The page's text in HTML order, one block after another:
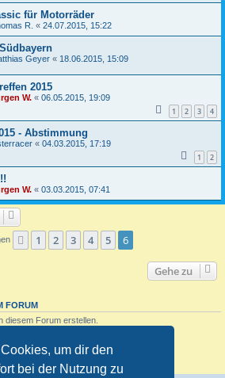
um dir den
bei der Nutzung zu
für Motorräder
R. « 24.07.2015, 15:22
Geyer « 18.06.2015, 15:09
2015
W. « 06.05.2015, 19:09
1 2 3 4
- Abstimmung
« 04.03.2015, 17:19
1 2
W. « 03.03.2015, 07:41
Vorherige
1 2 3 4 5 6
Gehe zu
FORUM
diesem Forum erstellen.
Forumnichtlöschen.
Forum erstellen.